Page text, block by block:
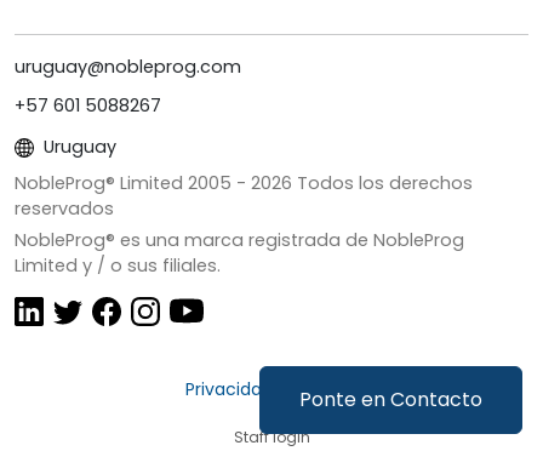
Ponte en Contacto
uruguay@nobleprog.com
+57 601 5088267
Uruguay
NobleProg® Limited 2005 - 2026 Todos los derechos
reservados
NobleProg® es una marca registrada de NobleProg
Limited y / o sus filiales.
Privacidad y Cookies
Staff login